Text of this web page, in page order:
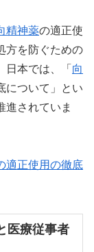
精神薬の適正使
方を防ぐための
本では、「 向
について」とい
進されていま
適正使用の徹底
医療従事者